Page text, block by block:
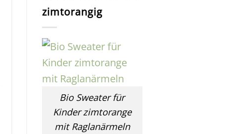
zimtorangig
Bio Sweater für
Kinder zimtorange
mit Raglanärmeln